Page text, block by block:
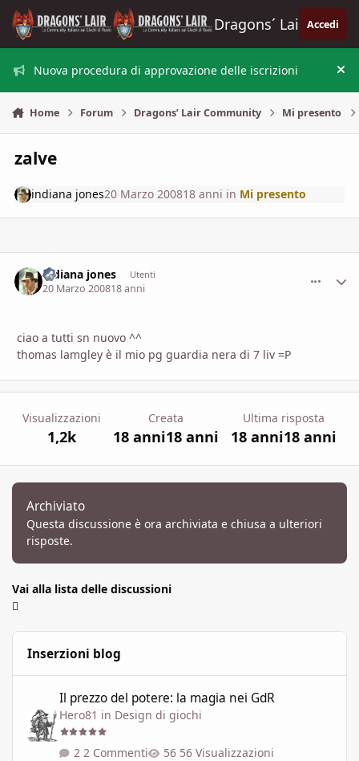
Vai al contenuto
Dragons´ Lair Accedi
Nuova procedura di approvazione delle iscrizioni
Home Forum Dragons’ Lair Community Mi presento
zalve
indiana jones20 Marzo 200818 anni in Mi presento
indiana jones Utenti
20 Marzo 200818 anni
ciao a tutti sn nuovo ^^
thomas lamgley è il mio pg guardia nera di 7 liv =P
Visualizzazioni
1,2k
Creata
18 anni18 anni
Ultima risposta
18 anni18 anni
Archiviato
Questa discussione è ora archiviata e chiusa a ulteriori
risposte.
Vai alla lista delle discussioni
Inserzioni blog
Il prezzo del potere: la magia nei GdR
Hero81 in Design di giochi
2 Commenti 56 Visualizzazioni